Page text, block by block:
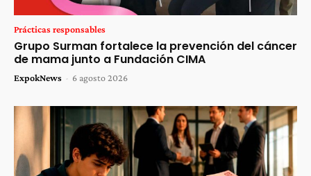
Prácticas responsables
Grupo Surman fortalece la prevención del cáncer
de mama junto a Fundación CIMA
ExpokNews - 6 agosto 2026